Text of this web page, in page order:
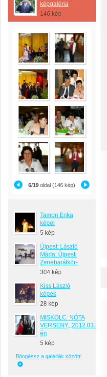
képgaléria
146 kép
6/19 oldal (146 kép)
Tamon Erika
képei
5 kép
Újpest: László
Mária: Újpesti
Zenebarátkör-
304 kép
Kiss László
képek
28 kép
MISKOLC: NÓTA
VERSENY,,,2012.03.24-
én
5 kép
Böngéssz a galériák között!